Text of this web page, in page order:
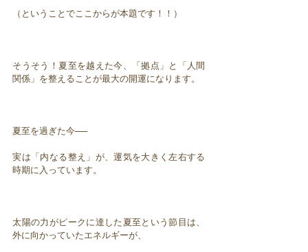
（ということでここからが本題です！！）
そうそう！夏至を越えた今、「拠点」と「人間
関係」を整えることが最大の開運になります。
夏至を過ぎた今──
実は「内なる整え」が、運気を大きく左右する
時期に入っています。
太陽の力がピークに達した夏至という節目は、
外に向かっていたエネルギーが、